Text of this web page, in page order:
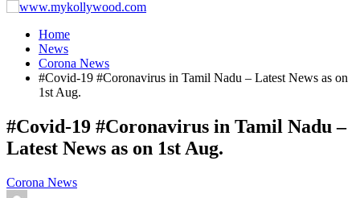
Home
News
Corona News
#Covid-19 #Coronavirus in Tamil Nadu – Latest News as on
1st Aug.
#Covid-19 #Coronavirus in Tamil Nadu –
Latest News as on 1st Aug.
Corona News